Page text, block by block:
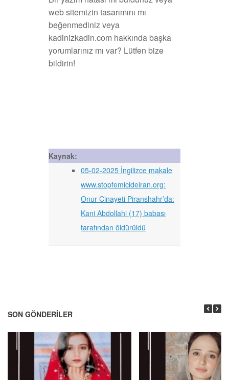
web sitemizin tasarımını mı
beğenmediniz veya
kadinizkadin.com hakkında başka
yorumlarınız mı var? Lütfen bize
bildirin!
Kaynak:
05-02-2025 İngilizce makale
www.stopfemicideiran.org:
Onur Cinayeti Piranshahr’da:
Kani Abdollahi (17) babası
tarafından öldürüldü
SON GÖNDERILER